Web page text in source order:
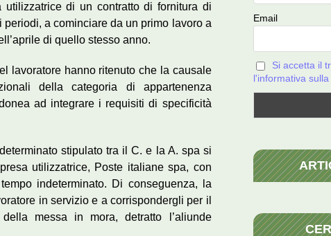
di un contratto di fornitura di
a cominciare da un primo lavoro a
di quello stesso anno.
lavoratore hanno ritenuto che la causale
della categoria di appartenenza
ad integrare i requisiti di specificità
stipulato tra il C. e la A. spa si
utilizzatrice, Poste italiane spa, con
indeterminato. Di conseguenza, la
in servizio e a corrispondergli per il
messa in mora, detratto l’aliunde
Email
Si accetta il
l'informativa sulla